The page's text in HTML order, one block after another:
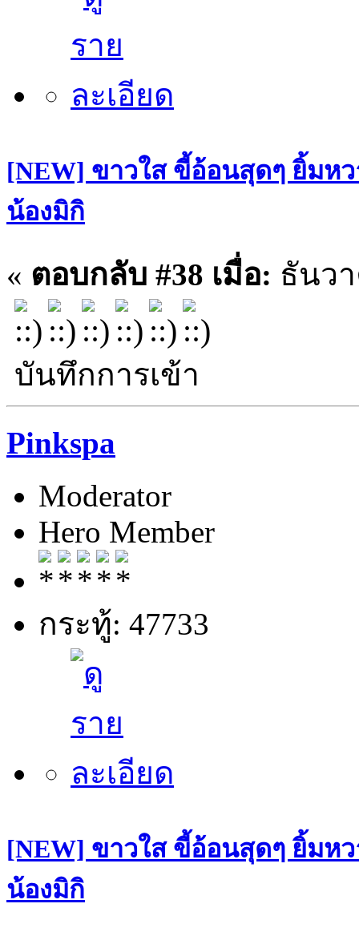
[NEW] ขาวใส ขี้อ้อนสุดๆ ยิ้มห
น้องมิกิ
« ตอบกลับ #38 เมื่อ: ธันวา
บันทึกการเข้า
Pinkspa
Moderator
Hero Member
กระทู้: 47733
[NEW] ขาวใส ขี้อ้อนสุดๆ ยิ้มห
น้องมิกิ